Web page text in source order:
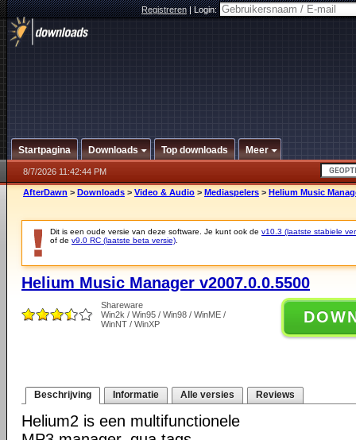
Registreren|Login:
Startpagina Downloads Top downloads Meer
8/7/2026 11:42:44 PM
AfterDawn > Downloads > Video & Audio > Mediaspelers > Helium Music
Dit is een oude versie van deze software. Je kunt ook de v10.3 (laatste stabiele
of de v9.0 RC (laatste beta versie)
Helium Music Manager v2007.0.0.5500
Shareware
Win2k / Win95 / Win98 / WinME /
WinNT / WinXP
Beschrijving Informatie Alle versies Reviews
Helium2 is een multifunctionele